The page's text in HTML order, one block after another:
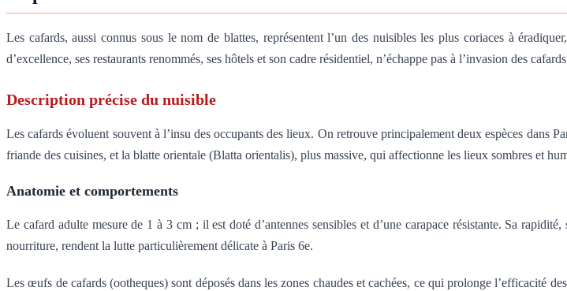
Les cafards, aussi connus sous le nom de blattes, représentent l’un des nuisibles les plus coriaces à
d’excellence, ses restaurants renommés, ses hôtels et son cadre résidentiel, n’échappe pas à l’invasion des
Description précise du nuisible
Les cafards évoluent souvent à l’insu des occupants des lieux. On retrouve principalement deux espèces dans
friande des cuisines, et la blatte orientale (Blatta orientalis), plus massive, qui affectionne les lieux sombres et
Anatomie et comportements
Le cafard adulte mesure de 1 à 3 cm ; il est doté d’antennes sensibles et d’une carapace résistante. Sa
nourriture, rendent la lutte particulièrement délicate à Paris 6e.
Les œufs de cafards (ootheques) sont déposés dans les zones chaudes et cachées, ce qui prolonge